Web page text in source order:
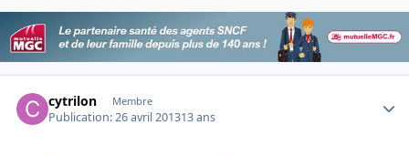
cytrilon Membre
Publication:26 avril 201313 ans